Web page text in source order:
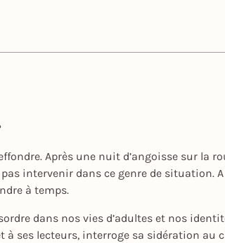
Après une nuit d’angoisse sur la
intervenir dans ce genre de situation. A
à temps.
dans nos vies d’adultes et nos
à ses lecteurs, interroge sa sidération au